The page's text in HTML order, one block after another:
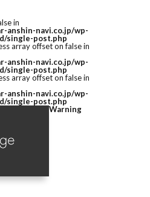
in
anshin-navi.co.jp/wp-
single-post.php
array offset on false in
anshin-navi.co.jp/wp-
single-post.php
array offset on false in
anshin-navi.co.jp/wp-
single-post.php
Warning